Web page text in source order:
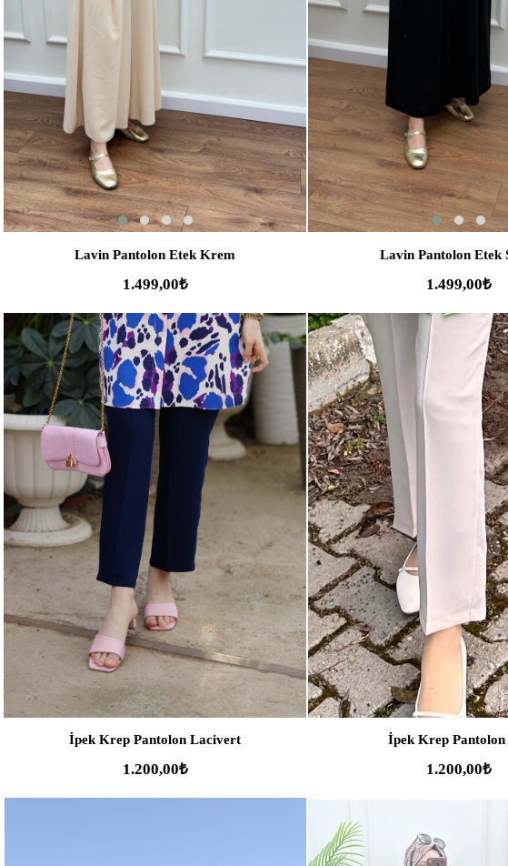
SEPETE EKLE
Lavin Pantolon Etek Krem
1.499,00₺
SEPETE EKLE
Lavin Pantolon Etek
1.499,00₺
SEPETE EKLE
İpek Krep Pantolon Lacivert
1.200,00₺
SEPETE EKLE
İpek Krep Pantolon
1.200,00₺